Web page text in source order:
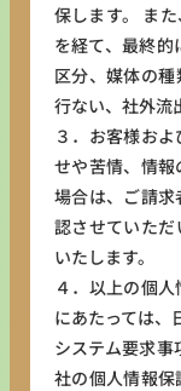
保します。 ま
を経て、最終
区分、媒体の
行ない、社外流
３．お客様お
せや苦情、情
場合は、ご請
認させていた
いたします。
４．以上の個
にあたっては、
システム要求
社の個人情報